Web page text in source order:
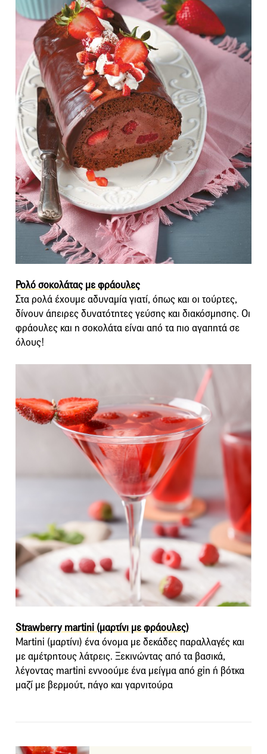
Ρολό σοκολάτας με φράουλες
Στα ρολά έχουμε αδυναμία γιατί, όπως και οι τούρτες,
δίνουν άπειρες δυνατότητες γεύσης και διακόσμησης. Οι
φράουλες και η σοκολάτα είναι από τα πιο αγαπητά σε
όλους!
Strawberry martini (μαρτίνι με φράουλες)
Martini (μαρτίνι) ένα όνομα με δεκάδες παραλλαγές και
με αμέτρητους λάτρεις. Ξεκινώντας από τα βασικά,
λέγοντας martini εννοούμε ένα μείγμα από gin ή βότκα
μαζί με βερμούτ, πάγο και γαρνιτούρα